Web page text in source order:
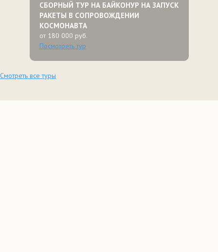
СБОРНЫЙ ТУР НА БАЙКОНУР НА ЗАПУСК
РАКЕТЫ В СОПРОВОЖДЕНИИ
КОСМОНАВТА
от 180 000 руб.
Посмотреть тур
Смотреть все туры